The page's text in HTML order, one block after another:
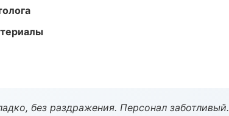
без раздражения. Персонал заботливый.